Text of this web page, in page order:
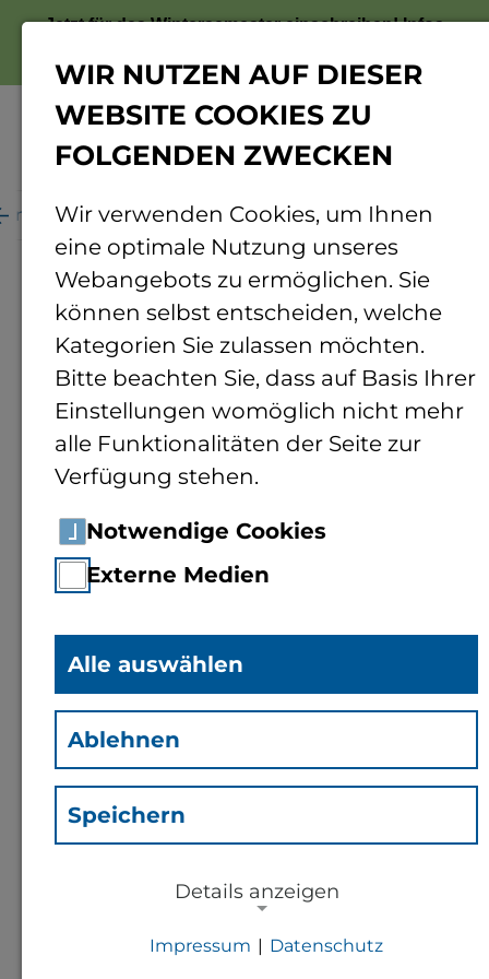
Jetzt für das Wintersemester einschreiben!Infos
Personenverzeichnis Personendetails
Prof. Dr.-Ing.Klaus Kiene
(Kie)
Professor für
Fertigungstechnik und
Produktentwicklung
WIR NUTZEN AUF DIESER
WEBSITE COOKIES ZU
FOLGENDEN ZWECKEN
Wir verwenden Cookies, um Ihnen
eine optimale Nutzung unseres
Webangebots zu ermöglichen. Sie
können selbst entscheiden, welche
Kategorien Sie zulassen möchten.
Bitte beachten Sie, dass auf Basis Ihrer
Einstellungen womöglich nicht mehr
alle Funktionalitäten der Seite zur
Verfügung stehen.
Notwendige Cookies
Externe Medien
Alle auswählen
Ablehnen
Speichern
Details anzeigen
Impressum | Datenschutz